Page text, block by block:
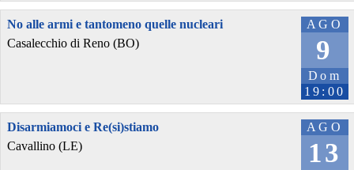
AGO
9
Dom
19:00
No alle armi e tantomeno quelle nucleari
Casalecchio di Reno (BO)
AGO
13
Disarmiamoci e Re(si)stiamo
Cavallino (LE)